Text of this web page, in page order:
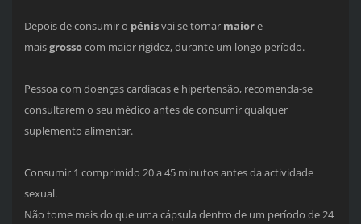
Depois de consumiro pénisvai se tornar maiore
maisgrossocom maior rigidez, durante um longo período.
Pessoa com doenças cardíacas e hipertensão, recomenda-se
consultarem o seu médico antes de consumir qualquer
suplemento alimentar.
Consumir 1 comprimido 20 a 45 minutos antes da actividade
sexual.
Não tome mais do que uma cápsula dentro de um período de 24